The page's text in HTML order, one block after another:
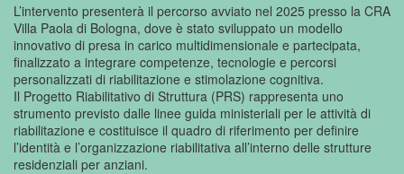
L’intervento presenterà il percorso avviato nel 2025 presso la CRA
Villa Paola di Bologna, dove è stato sviluppato un modello
innovativo di presa in carico multidimensionale e partecipata,
finalizzato a integrare competenze, tecnologie e percorsi
personalizzati di riabilitazione e stimolazione cognitiva.
Il Progetto Riabilitativo di Struttura (PRS) rappresenta uno
strumento previsto dalle linee guida ministeriali per le attività di
riabilitazione e costituisce il quadro di riferimento per definire
l’identità e l’organizzazione riabilitativa all’interno delle strutture
residenziali per anziani.